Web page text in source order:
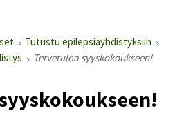
Tutustu epilepsiayhdistyksiin
Tervetuloa syyskokoukseen!